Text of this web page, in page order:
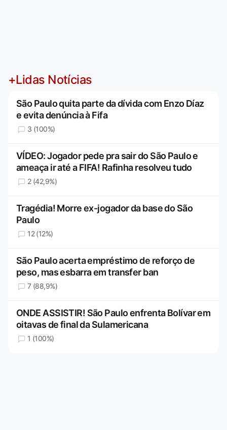
+Lidas Notícias
São Paulo quita parte da dívida com Enzo Díaz
e evita denúncia à Fifa
3 (100%)
VÍDEO: Jogador pede pra sair do São Paulo e
ameaça ir até a FIFA! Rafinha resolveu tudo
2 (42,9%)
Tragédia! Morre ex-jogador da base do São
Paulo
12 (12%)
São Paulo acerta empréstimo de reforço de
peso, mas esbarra em transfer ban
7 (88,9%)
ONDE ASSISTIR! São Paulo enfrenta Bolívar em
oitavas de final da Sulamericana
1 (100%)